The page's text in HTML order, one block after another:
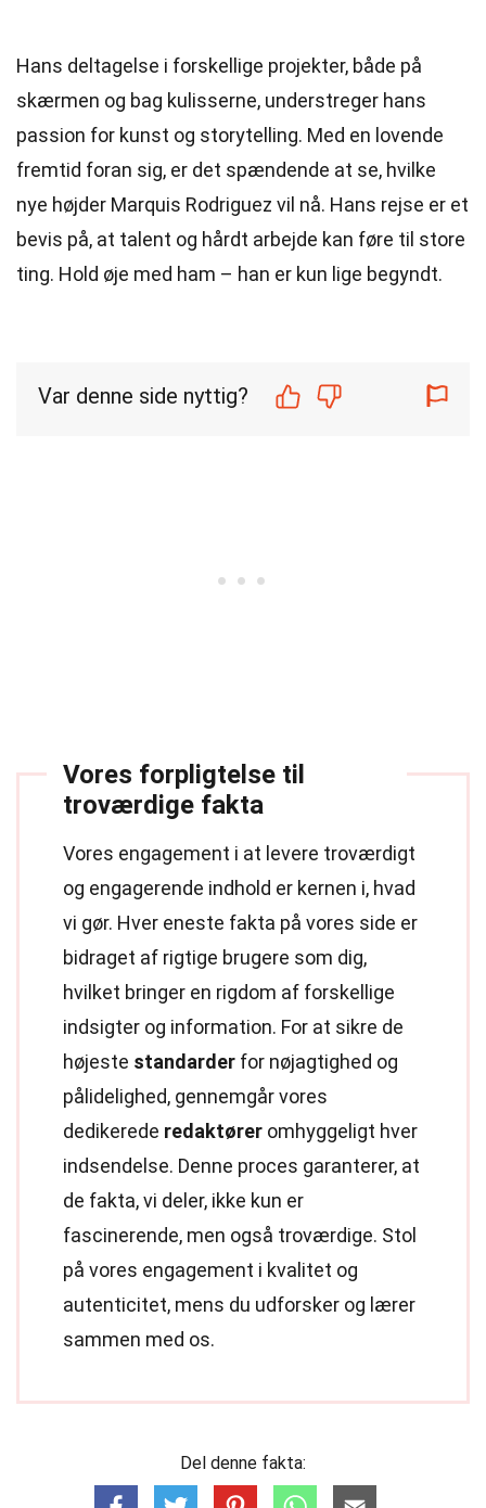
Hans deltagelse i forskellige projekter, både på
skærmen og bag kulisserne, understreger hans
passion for kunst og storytelling. Med en lovende
fremtid foran sig, er det spændende at se, hvilke
nye højder Marquis Rodriguez vil nå. Hans rejse er et
bevis på, at talent og hårdt arbejde kan føre til store
ting. Hold øje med ham – han er kun lige begyndt.
Var denne side nyttig?
Vores forpligtelse til
troværdige fakta
Vores engagement i at levere troværdigt
og engagerende indhold er kernen i, hvad
vi gør. Hver eneste fakta på vores side er
bidraget af rigtige brugere som dig,
hvilket bringer en rigdom af forskellige
indsigter og information. For at sikre de
højeste standarder for nøjagtighed og
pålidelighed, gennemgår vores
dedikerede redaktører omhyggeligt hver
indsendelse. Denne proces garanterer, at
de fakta, vi deler, ikke kun er
fascinerende, men også troværdige. Stol
på vores engagement i kvalitet og
autenticitet, mens du udforsker og lærer
sammen med os.
Del denne fakta: